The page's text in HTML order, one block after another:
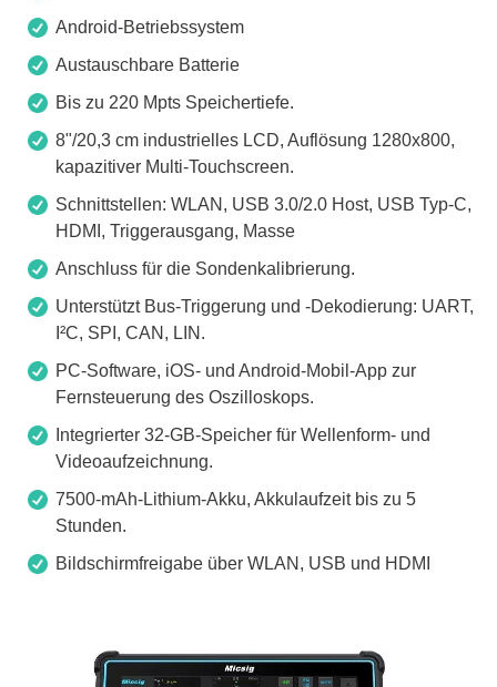
Android-Betriebssystem
Austauschbare Batterie
Bis zu 220 Mpts Speichertiefe.
8"/20,3 cm industrielles LCD, Auflösung 1280x800,
kapazitiver Multi-Touchscreen.
Schnittstellen: WLAN, USB 3.0/2.0 Host, USB Typ-C,
HDMI, Triggerausgang, Masse
Anschluss für die Sondenkalibrierung.
Unterstützt Bus-Triggerung und -Dekodierung: UART,
I²C, SPI, CAN, LIN.
PC-Software, iOS- und Android-Mobil-App zur
Fernsteuerung des Oszilloskops.
Integrierter 32-GB-Speicher für Wellenform- und
Videoaufzeichnung.
7500-mAh-Lithium-Akku, Akkulaufzeit bis zu 5
Stunden.
Bildschirmfreigabe über WLAN, USB und HDMI